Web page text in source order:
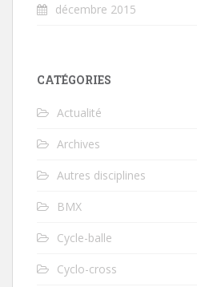
décembre 2015
CATÉGORIES
Actualité
Archives
Autres disciplines
BMX
Cycle-balle
Cyclo-cross